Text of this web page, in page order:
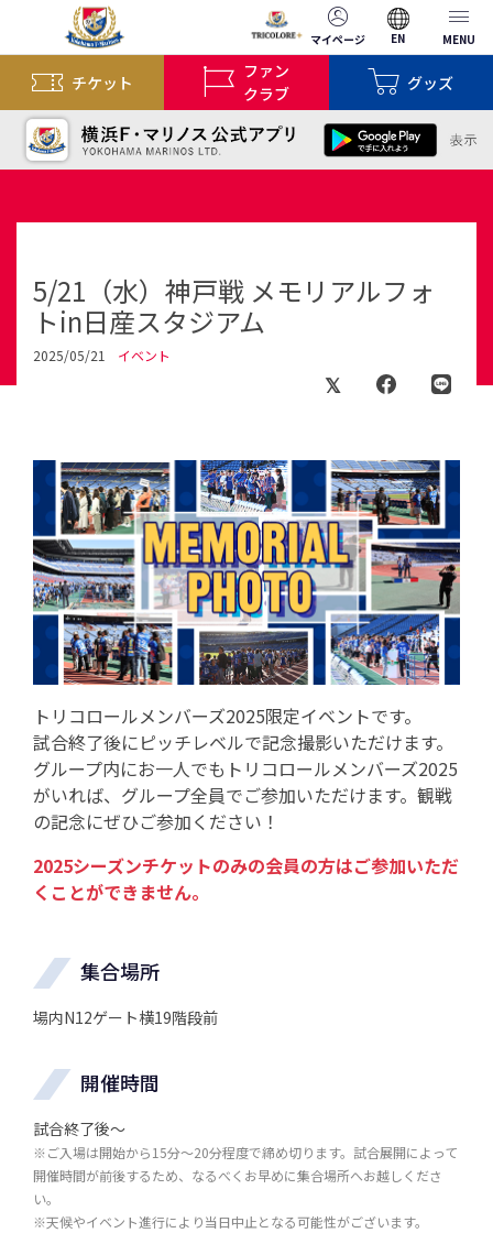
マイページ EN MENU
チケット
ファン
クラブ
グッズ
5/21（水）神戸戦 メモリアルフォ
トin日産スタジアム
2025/05/21 イベント
トリコロールメンバーズ2025限定イベントです。
試合終了後にピッチレベルで記念撮影いただけます。
グループ内にお一人でもトリコロールメンバーズ2025
がいれば、グループ全員でご参加いただけます。観戦
の記念にぜひご参加ください！
2025シーズンチケットのみの会員の方はご参加いただ
くことができません。
集合場所
場内N12ゲート横19階段前
開催時間
試合終了後～
※ご入場は開始から15分～20分程度で締め切ります。試合展開によって
開催時間が前後するため、なるべくお早めに集合場所へお越しくださ
い。
※天候やイベント進行により当日中止となる可能性がございます。